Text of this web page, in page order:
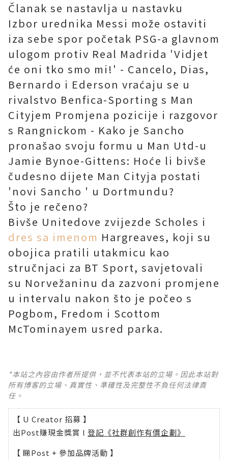
Članak se nastavlja u nastavku
Izbor urednika Messi može ostaviti
iza sebe spor početak PSG-a glavnom
ulogom protiv Real Madrida 'Vidjet
će oni tko smo mi!' - Cancelo, Dias,
Bernardo i Ederson vraćaju se u
rivalstvo Benfica-Sporting s Man
Cityjem Promjena pozicije i razgovor
s Rangnickom - Kako je Sancho
pronašao svoju formu u Man Utd-u
Jamie Bynoe-Gittens: Hoće li bivše
čudesno dijete Man Cityja postati
'novi Sancho ' u Dortmundu?
Što je rečeno?
Bivše Unitedove zvijezde Scholes i
dres sa imenom Hargreaves, koji su
obojica pratili utakmicu kao
stručnjaci za BT Sport, savjetovali
su Norvežaninu da zazvoni promjene
u intervalu nakon što je počeo s
Pogbom, Fredom i Scottom
McTominayem usred parka.
*本站之內容由作者所提供，並不代表本站的立場。因此本站對
所有博客的立場、真實性、準確性及完整性不負任何法律責
任。
【 U Creator 招募 】
出Post賺現金獎賞 l 登記《社群創作有價企劃》
【 睇Post + 參加品牌活動 】